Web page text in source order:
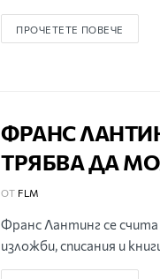
ПРОЧЕТЕТЕ ПОВЕЧЕ
ФРАНС
ТРЯБВА ДА
ОТ FLM
Франс Лантинг се
изложби, списания и книги